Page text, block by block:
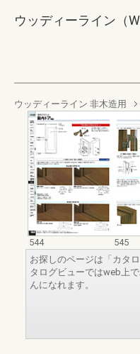
ウッディーライン（
ウッディーライン 非木造用
544
545
お探しのページは「カタ
タログビューではweb上
んになれます。